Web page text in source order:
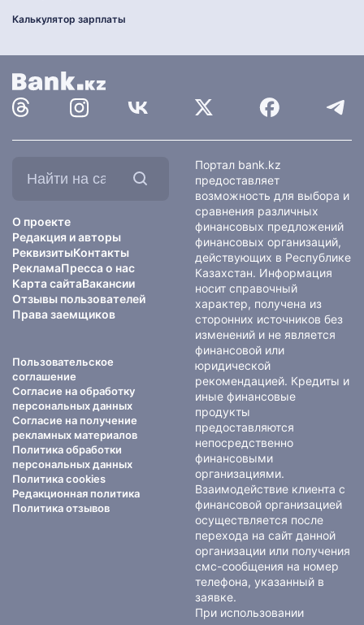
Калькулятор зарплаты
О проекте
Редакция и авторы
РеквизитыКонтакты
РекламаПресса о нас
Карта сайтаВакансии
Отзывы пользователей
Права заемщиков
Пользовательское
соглашение
Согласие на обработку
персональных данных
Согласие на получение
рекламных материалов
Политика обработки
персональных данных
Политика cookies
Редакционная политика
Политика отзывов
Портал bank.kz
предоставляет
возможность для выбора и
сравнения различных
финансовых предложений
финансовых организаций,
действующих в Республике
Казахстан. Информация
носит справочный
характер, получена из
сторонних источников без
изменений и не является
финансовой или
юридической
рекомендацией. Кредиты и
иные финансовые
продукты
предоставляются
непосредственно
финансовыми
организациями.
Взаимодействие клиента с
финансовой организацией
осуществляется после
перехода на сайт данной
организации или получения
смс-сообщения на номер
телефона, указанный в
заявке.
При использовании